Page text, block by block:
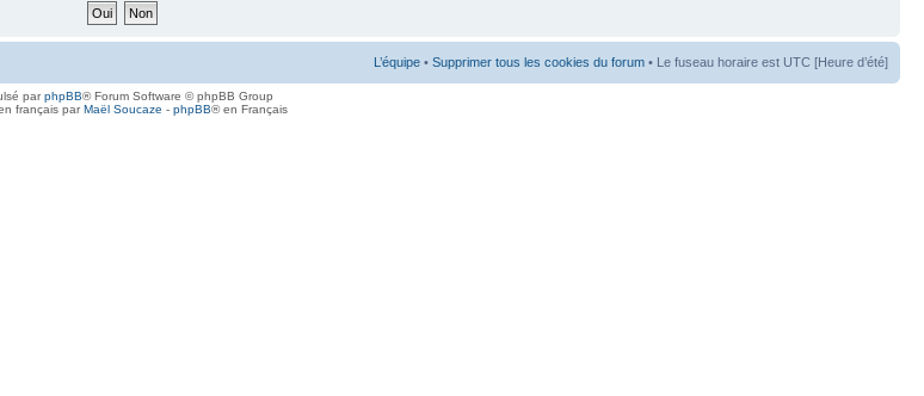
L’équipe • Supprimer tous les cookies du forum • Le fuseau horaire est UTC [Heure d’été]
parphpBB® Forum Software © phpBB Group
français parMaël Soucaze - phpBB® en Français